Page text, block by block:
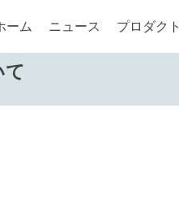
ーム ニュース プロダクト
て